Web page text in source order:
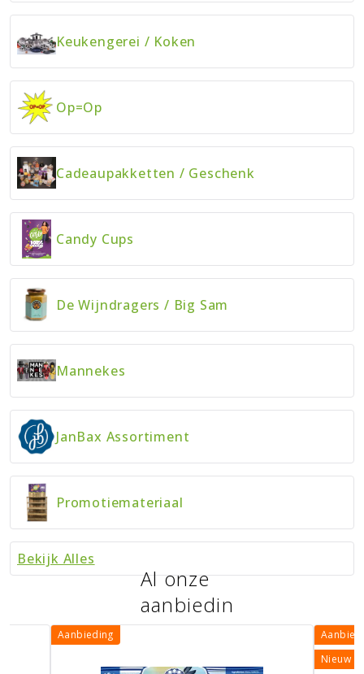
Keukengerei / Koken
Op=Op
Cadeaupakketten / Geschenk
Candy Cups
De Wijndragers/ Big Sam
Mannekes
JanBax Assortiment
Promotiemateriaal
Bekijk Alles
Al onze
aanbiedin
gen
Aanbieding
Nieuw